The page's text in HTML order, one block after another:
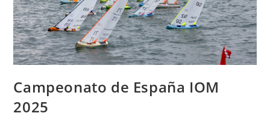
Campeonato de España IOM
2025